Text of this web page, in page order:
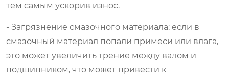
тем самым ускорив износ.
- Загрязнение смазочного материала: если в
смазочный материал попали примеси или влага,
это может увеличить трение между валом и
подшипником, что может привести к